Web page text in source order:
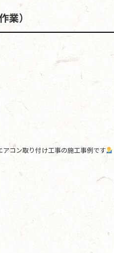
業）
コン取り付け工事の施工事例です